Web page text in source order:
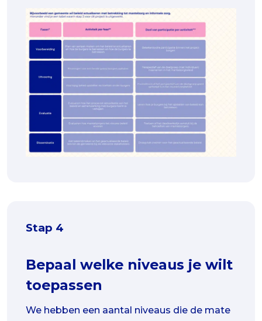
Stap 4
Bepaal welke niveaus je wilt
toepassen
We hebben een aantal niveaus die de mate